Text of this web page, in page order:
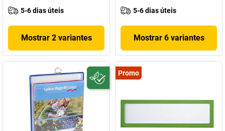
5-6 dias úteis
Mostrar 2 variantes
5-6 dias úteis
Mostrar 6 variantes
Promo